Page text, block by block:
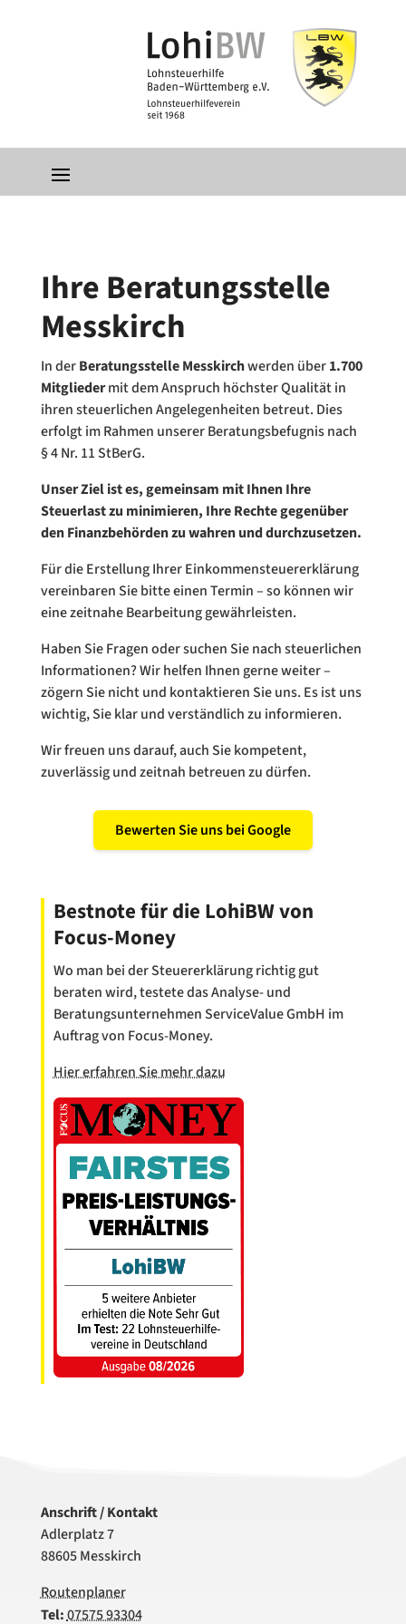
Ihre Beratungsstelle
Messkirch
In derBeratungsstelle Messkirchwerden über1.700
Mitgliedermit dem Anspruch höchster Qualität in
ihren steuerlichen Angelegenheiten betreut. Dies
erfolgt im Rahmen unserer Beratungsbefugnis nach
§ 4 Nr. 11 StBerG.
Unser Ziel ist es, gemeinsam mit Ihnen Ihre
Steuerlast zu minimieren, Ihre Rechte gegenüber
den Finanzbehörden zu wahren und durchzusetzen.
Für die Erstellung Ihrer Einkommensteuererklärung
vereinbaren Sie bitte einen Termin – so können wir
eine zeitnahe Bearbeitung gewährleisten.
Haben Sie Fragen oder suchen Sie nach steuerlichen
Informationen? Wir helfen Ihnen gerne weiter –
zögern Sie nicht und kontaktieren Sie uns. Es ist uns
wichtig, Sie klar und verständlich zu informieren.
Wir freuen uns darauf, auch Sie kompetent,
zuverlässig und zeitnah betreuen zu dürfen.
Bewerten Sie uns bei Google
Bestnote für die LohiBW von
Focus-Money
Wo man bei der Steuererklärung richtig gut
beraten wird, testete das Analyse- und
Beratungsunternehmen ServiceValue GmbH im
Auftrag von Focus-Money.
Hier erfahren Sie mehr dazu
Anschrift / Kontakt
Adlerplatz 7
88605 Messkirch
Routenplaner
Tel:07575 93304